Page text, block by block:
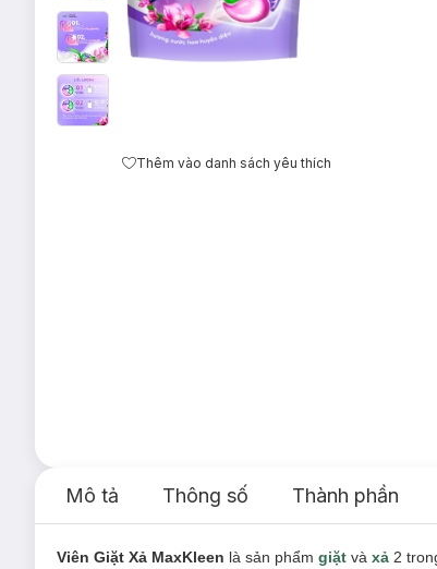
Thêm vào danh sách yêu thích
Mô tả Thông số Thành phần
Viên Giặt Xả MaxKleen là sản phẩm giặt và xả 2